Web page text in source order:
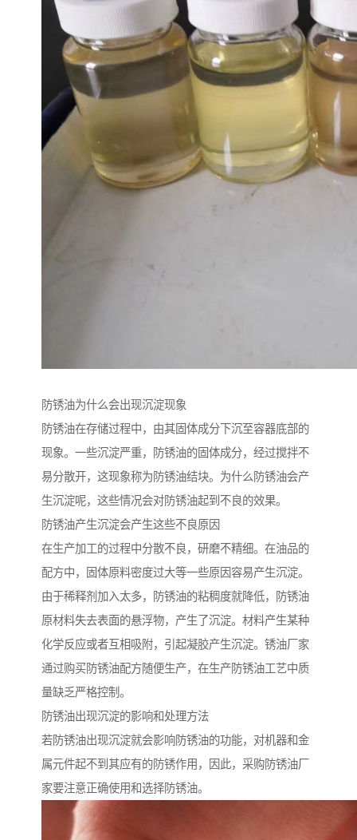
防锈油为什么会出现沉淀现象
防锈油在存储过程中，由其固体成分下沉至容器底部的
现象。一些沉淀严重，防锈油的固体成分，经过搅拌不
易分散开，这现象称为防锈油结块。为什么防锈油会产
生沉淀呢，这些情况会对防锈油起到不良的效果。
防锈油产生沉淀会产生这些不良原因
在生产加工的过程中分散不良，研磨不精细。在油品的
配方中，固体原料密度过大等一些原因容易产生沉淀。
由于稀释剂加入太多，防锈油的粘稠度就降低，防锈油
原材料失去表面的悬浮物，产生了沉淀。材料产生某种
化学反应或者互相吸附，引起凝胶产生沉淀。锈油厂家
通过购买防锈油配方随便生产，在生产防锈油工艺中质
量缺乏严格控制。
防锈油出现沉淀的影响和处理方法
若防锈油出现沉淀就会影响防锈油的功能，对机器和金
属元件起不到其应有的防锈作用，因此，采购防锈油厂
家要注意正确使用和选择防锈油。